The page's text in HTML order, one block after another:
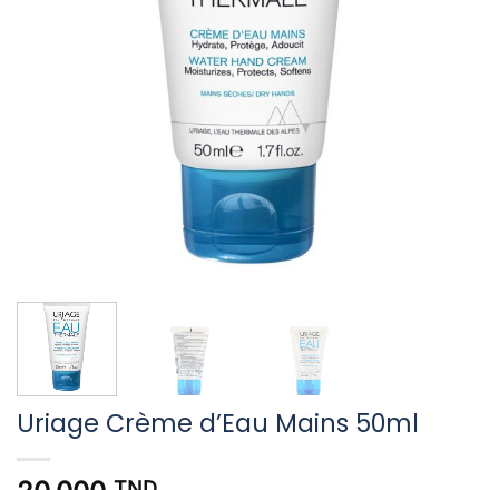
Uriage Crème d’Eau Mains 50ml